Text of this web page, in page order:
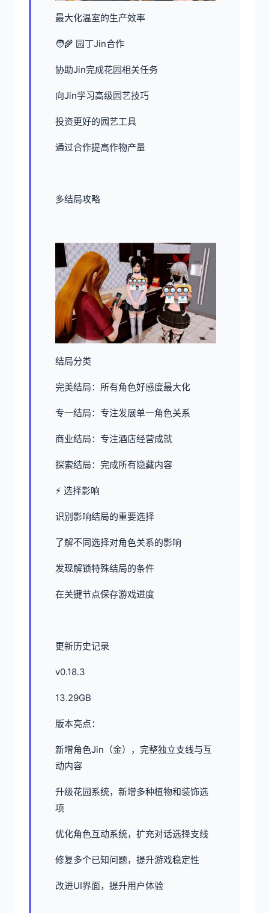
最大化温室的生产效率
🧑‍🌾 园丁Jin合作
协助Jin完成花园相关任务
向Jin学习高级园艺技巧
投资更好的园艺工具
通过合作提高作物产量
多结局攻略
结局分类
完美结局：所有角色好感度最大化
专一结局：专注发展单一角色关系
商业结局：专注酒店经营成就
探索结局：完成所有隐藏内容
⚡ 选择影响
识别影响结局的重要选择
了解不同选择对角色关系的影响
发现解锁特殊结局的条件
在关键节点保存游戏进度
更新历史记录
v0.18.3
13.29GB
版本亮点：
新增角色Jin（金），完整独立支线与互
动内容
升级花园系统，新增多种植物和装饰选
项
优化角色互动系统，扩充对话选择支线
修复多个已知问题，提升游戏稳定性
改进UI界面，提升用户体验